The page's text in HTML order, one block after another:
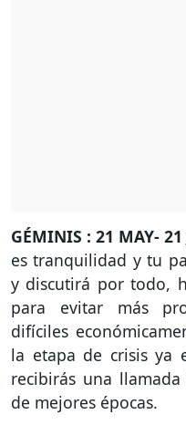
GÉMINIS : 21 MAY- 21
es tranquilidad y tu
y discutirá por todo,
para evitar más
difíciles
la etapa de crisis ya
recibirás una
de mejores épocas.